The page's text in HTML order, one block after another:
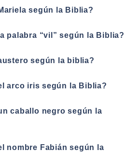
según la Biblia?
palabra “vil” según la Biblia?
según la biblia?
arco iris según la Biblia?
caballo negro según la
nombre Fabián según la